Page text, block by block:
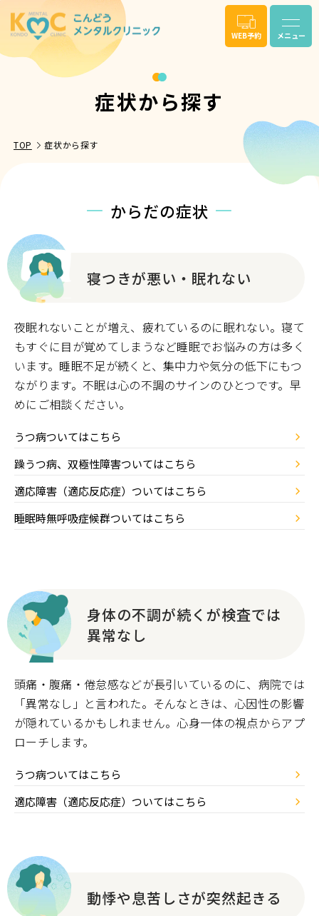
WEB予約 メニュー
症状から探す
TOP 症状から探す
からだの症状
寝つきが悪い・眠れない
夜眠れないことが増え、疲れているのに眠れない。寝て
もすぐに目が覚めてしまうなど睡眠でお悩みの方は多く
います。睡眠不足が続くと、集中力や気分の低下にもつ
ながります。不眠は心の不調のサインのひとつです。早
めにご相談ください。
うつ病ついてはこちら
躁うつ病、双極性障害ついてはこちら
適応障害（適応反応症）ついてはこちら
睡眠時無呼吸症候群ついてはこちら
身体の不調が続くが検査では
異常なし
頭痛・腹痛・倦怠感などが長引いているのに、病院では
「異常なし」と言われた。そんなときは、心因性の影響
が隠れているかもしれません。心身一体の視点からアプ
ローチします。
うつ病ついてはこちら
適応障害（適応反応症）ついてはこちら
動悸や息苦しさが突然起きる